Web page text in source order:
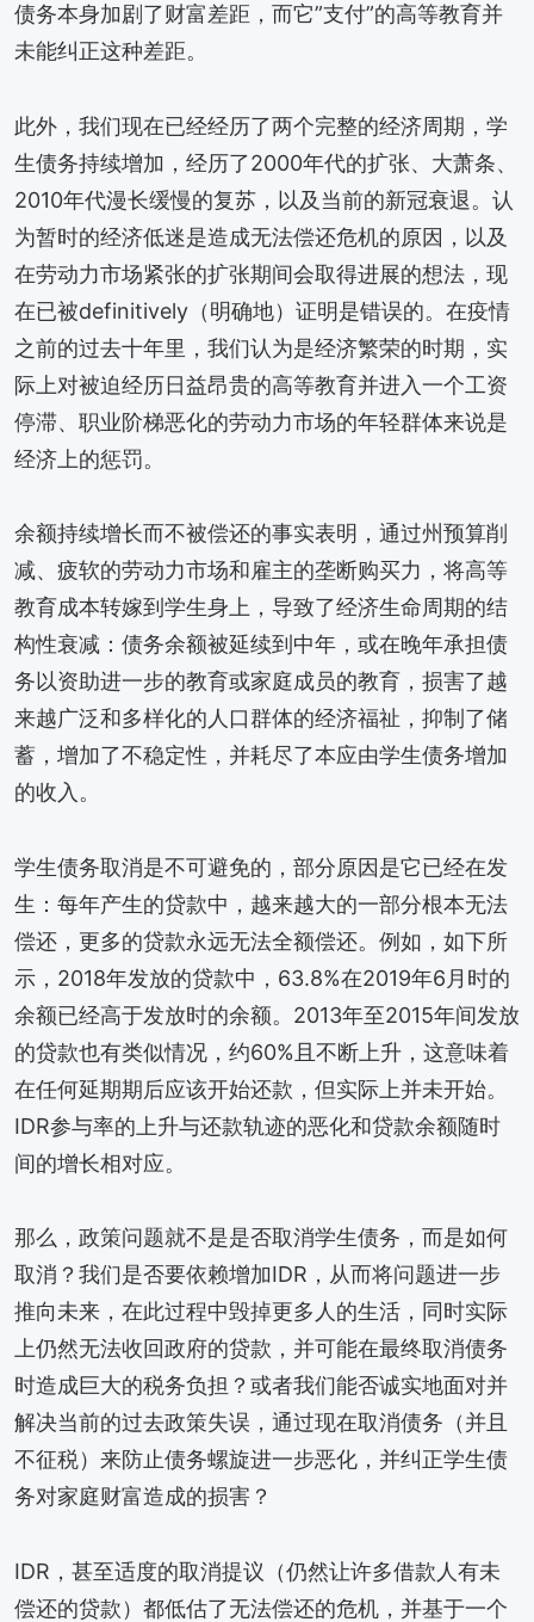
债务本身加剧了财富差距，而它”支付”的高等教育并
未能纠正这种差距。
此外，我们现在已经经历了两个完整的经济周期，学
生债务持续增加，经历了2000年代的扩张、大萧条、
2010年代漫长缓慢的复苏，以及当前的新冠衰退。认
为暂时的经济低迷是造成无法偿还危机的原因，以及
在劳动力市场紧张的扩张期间会取得进展的想法，现
在已被definitively（明确地）证明是错误的。在疫情
之前的过去十年里，我们认为是经济繁荣的时期，实
际上对被迫经历日益昂贵的高等教育并进入一个工资
停滞、职业阶梯恶化的劳动力市场的年轻群体来说是
经济上的惩罚。
余额持续增长而不被偿还的事实表明，通过州预算削
减、疲软的劳动力市场和雇主的垄断购买力，将高等
教育成本转嫁到学生身上，导致了经济生命周期的结
构性衰减：债务余额被延续到中年，或在晚年承担债
务以资助进一步的教育或家庭成员的教育，损害了越
来越广泛和多样化的人口群体的经济福祉，抑制了储
蓄，增加了不稳定性，并耗尽了本应由学生债务增加
的收入。
学生债务取消是不可避免的，部分原因是它已经在发
生：每年产生的贷款中，越来越大的一部分根本无法
偿还，更多的贷款永远无法全额偿还。例如，如下所
示，2018年发放的贷款中，63.8%在2019年6月时的
余额已经高于发放时的余额。2013年至2015年间发放
的贷款也有类似情况，约60%且不断上升，这意味着
在任何延期期后应该开始还款，但实际上并未开始。
IDR参与率的上升与还款轨迹的恶化和贷款余额随时
间的增长相对应。
那么，政策问题就不是是否取消学生债务，而是如何
取消？我们是否要依赖增加IDR，从而将问题进一步
推向未来，在此过程中毁掉更多人的生活，同时实际
上仍然无法收回政府的贷款，并可能在最终取消债务
时造成巨大的税务负担？或者我们能否诚实地面对并
解决当前的过去政策失误，通过现在取消债务（并且
不征税）来防止债务螺旋进一步恶化，并纠正学生债
务对家庭财富造成的损害？
IDR，甚至适度的取消提议（仍然让许多借款人有未
偿还的贷款）都低估了无法偿还的危机，并基于一个